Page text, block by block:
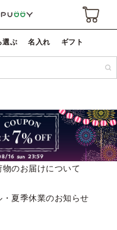
選ぶ 名入れ ギフト
のお届けについて
夏季休業のお知らせ